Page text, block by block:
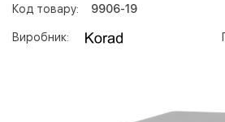
Код товару: 9906-19
Виробник: